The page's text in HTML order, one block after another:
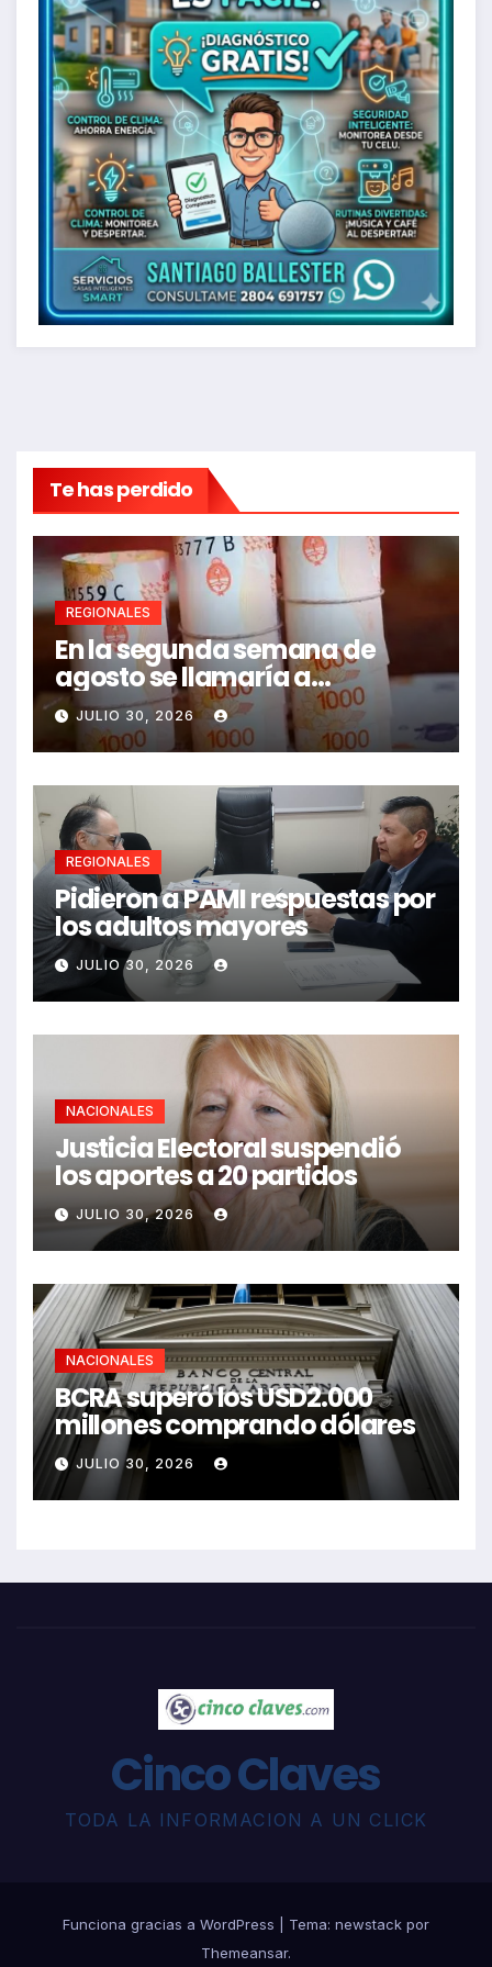
Te has perdido
REGIONALES
En la segunda semana de
agosto se llamaría a
paritarias
JULIO 30, 2026
REGIONALES
Pidieron a PAMI respuestas por
los adultos mayores
JULIO 30, 2026
NACIONALES
Justicia Electoral suspendió
los aportes a 20 partidos
JULIO 30, 2026
NACIONALES
BCRA superó los USD2.000
millones comprando dólares
JULIO 30, 2026
Cinco Claves
TODA LA INFORMACION A UN CLICK
Funciona gracias a WordPress
Tema: newstack por
Themeansar.